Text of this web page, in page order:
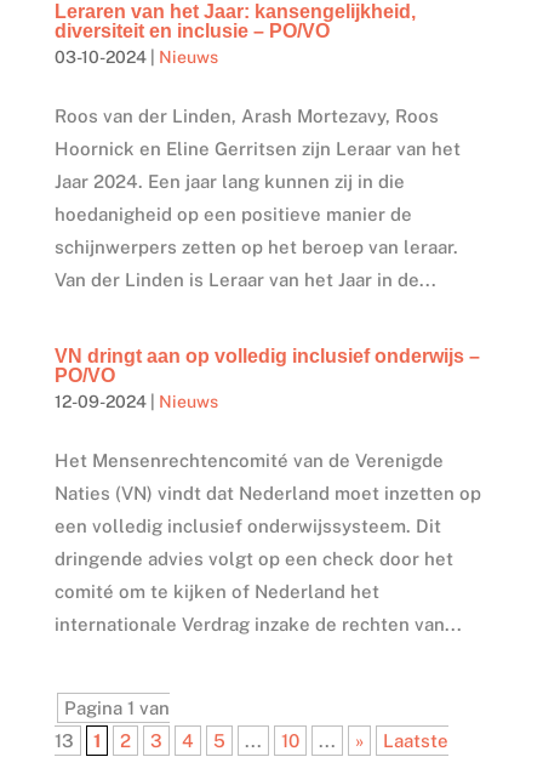
Leraren van het Jaar: kansengelijkheid,
diversiteit en inclusie – PO/VO
03-10-2024| Nieuws
Roos van der Linden, Arash Mortezavy, Roos
Hoornick en Eline Gerritsen zijn Leraar van het
Jaar 2024. Een jaar lang kunnen zij in die
hoedanigheid op een positieve manier de
schijnwerpers zetten op het beroep van leraar.
Van der Linden is Leraar van het Jaar in de...
VN dringt aan op volledig inclusief onderwijs –
PO/VO
12-09-2024| Nieuws
Het Mensenrechtencomité van de Verenigde
Naties (VN) vindt dat Nederland moet inzetten op
een volledig inclusief onderwijssysteem. Dit
dringende advies volgt op een check door het
comité om te kijken of Nederland het
internationale Verdrag inzake de rechten van...
Pagina 1 van
13
1 2 3 4 5 ... 10 ... »
Laatste